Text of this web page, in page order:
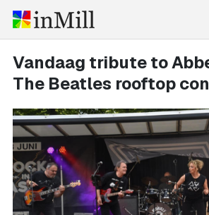
Vandaag tribute to
The Beatles rooftop